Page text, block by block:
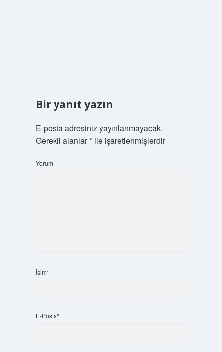
Bir yanıt yazın
E-posta adresiniz yayınlanmayacak.
Gerekli alanlar*ile işaretlenmişlerdir
Yorum
İsim*
E-Posta*